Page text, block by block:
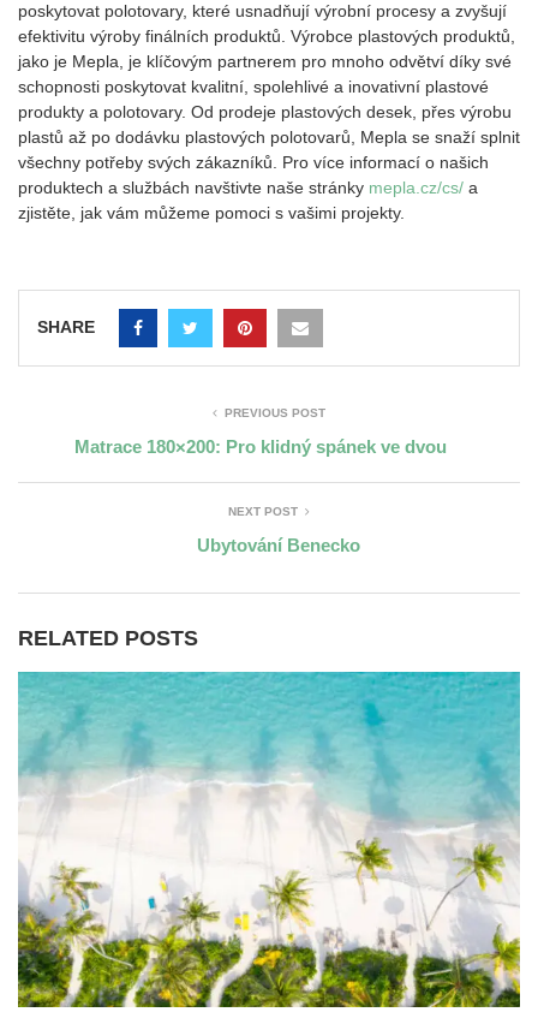
poskytovat polotovary, které usnadňují výrobní procesy a zvyšují
efektivitu výroby finálních produktů. Výrobce plastových produktů,
jako je Mepla, je klíčovým partnerem pro mnoho odvětví díky své
schopnosti poskytovat kvalitní, spolehlivé a inovativní plastové
produkty a polotovary. Od prodeje plastových desek, přes výrobu
plastů až po dodávku plastových polotovarů, Mepla se snaží splnit
všechny potřeby svých zákazníků. Pro více informací o našich
produktech a službách navštivte naše stránky mepla.cz/cs/ a
zjistěte, jak vám můžeme pomoci s vašimi projekty.
SHARE
PREVIOUS POST
Matrace 180×200: Pro klidný spánek ve dvou
NEXT POST
Ubytování Benecko
RELATED POSTS